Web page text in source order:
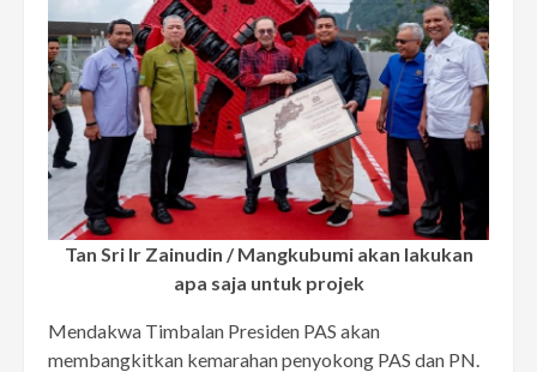
Tan Sri Ir Zainudin / Mangkubumi akan lakukan
apa saja untuk projek
Mendakwa Timbalan Presiden PAS akan
membangkitkan kemarahan penyokong PAS dan PN.